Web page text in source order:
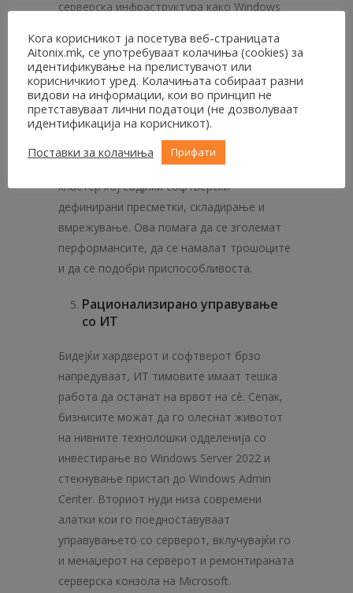
серверска инфраструктура како Windows
значи дека претпријатијата можат
поефикасно да управуваат и да ја
размерат својата ИТ околина.
На пример, Windows Server 2022 Datacentre
Edition користи софтверски дефинирана
инфраструктура за да понуди единствен
кластер кој содржи софтверски
дефинирани пресметки, складирање и
вмрежување. Ова помага да се зголемат
перформансите, да се намалат трошоците
и да се подобри приспособливоста.
Рационализирано управување
со ИТ
Бидејќи хардверот и софтверот брзо
напредуваат, ИТ тимовите имаат тешка
работа да останат на врвот на сè. Сепак,
бизнисите можат да го олеснат животот
на нивните технолошки одделенија со
инвестирање во Windows Server 2022 и
стекнување пристап до Windows Admin
Center. Вториот нуди низа современи
алатки кои го поедноставуваат
управувањето со серверот, вклучувајќи го
и менаџерот на серверот и ремонтираната
серверска конзола на Microsoft.
Кога корисникот ја посетува веб-страницата
Aitonix.mk, се употребуваат колачиња (cookies) за
идентификување на прелистувачот или
корисничкиот уред. Колачињата собираат разни
видови на информации, кои во принцип не
претставуваат лични податоци (не дозволуваат
идентификација на корисникот).
Поставки за колачиња
Прифати